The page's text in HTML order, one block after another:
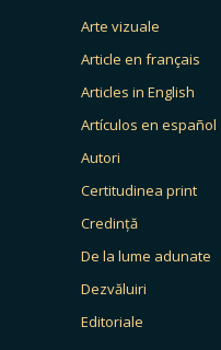
Arte vizuale
Article en français
Articles in English
Artículos en español
Autori
Certitudinea print
Credință
De la lume adunate
Dezvăluiri
Editoriale